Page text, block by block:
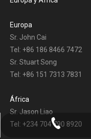
Europa
Sr. John Cai
Tel: +86 186 8466 7472
Sr. Stuart Song
Tel: +86 151 7313 7831
África
Sr. Jason Liao
Tel: +234 704 790 8920